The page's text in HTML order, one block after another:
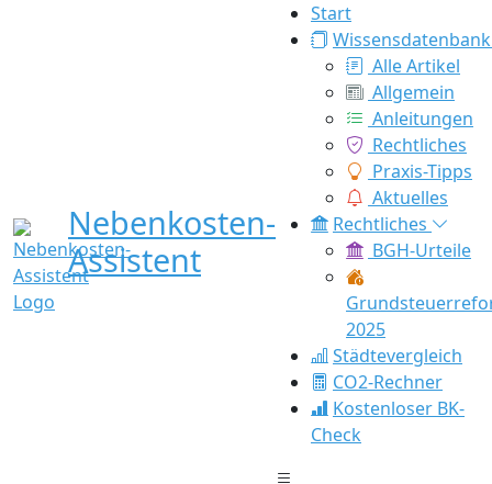
Nebenkosten-
Assistent
Start
Wissensdatenbank
Alle Artikel
Allgemein
Anleitungen
Rechtliches
Praxis-Tipps
Aktuelles
Rechtliches
BGH-Urteile
2025
Städtevergleich
CO2-Rechner
Kostenloser BK-
Check